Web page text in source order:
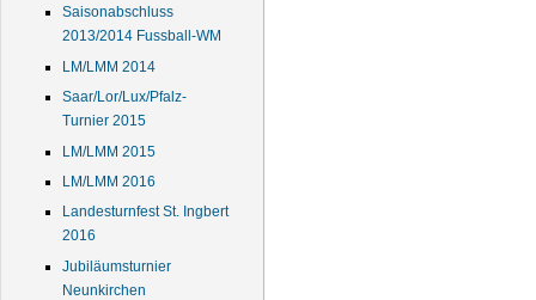
Saisonabschluss
2013/2014 Fussball-WM
LM/LMM 2014
Saar/Lor/Lux/Pfalz-
Turnier 2015
LM/LMM 2015
LM/LMM 2016
Landesturnfest St. Ingbert
2016
Jubiläumsturnier
Neunkirchen